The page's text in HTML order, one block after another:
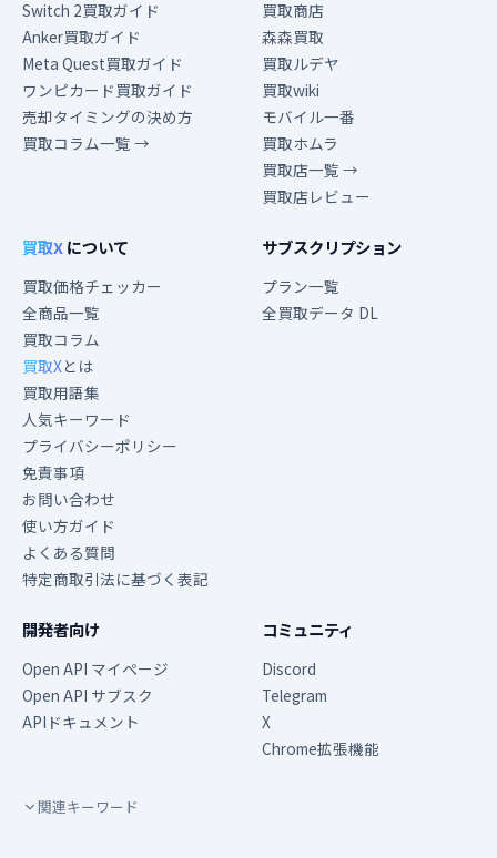
Switch 2買取ガイド
Anker買取ガイド
Meta Quest買取ガイド
ワンピカード買取ガイド
売却タイミングの決め方
買取コラム一覧 →
買取商店
森森買取
買取ルデヤ
買取wiki
モバイル一番
買取ホムラ
買取店一覧 →
買取店レビュー
買取Xについて
買取価格チェッカー
全商品一覧
買取コラム
買取Xとは
買取用語集
人気キーワード
プライバシーポリシー
免責事項
お問い合わせ
使い方ガイド
よくある質問
特定商取引法に基づく表記
サブスクリプション
プラン一覧
全買取データ DL
開発者向け
Open API マイページ
Open API サブスク
APIドキュメント
コミュニティ
Discord
Telegram
X
Chrome拡張機能
関連キーワード